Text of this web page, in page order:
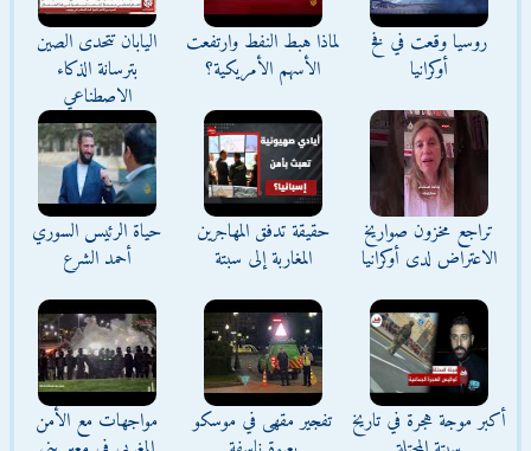
روسيا وقعت في فخ
أوكرانيا
لماذا هبط النفط وارتفعت
الأسهم الأمريكية؟
اليابان تتحدى الصين
بترسانة الذكاء
الاصطناعي
تراجع مخزون صواريخ
الاعتراض لدى أوكرانيا
حقيقة تدفق المهاجرين
المغاربة إلى سبتة
حياة الرئيس السوري
أحمد الشرع
أكبر موجة هجرة في تاريخ
تفجير مقهى في موسكو
مواجهات مع الأمن